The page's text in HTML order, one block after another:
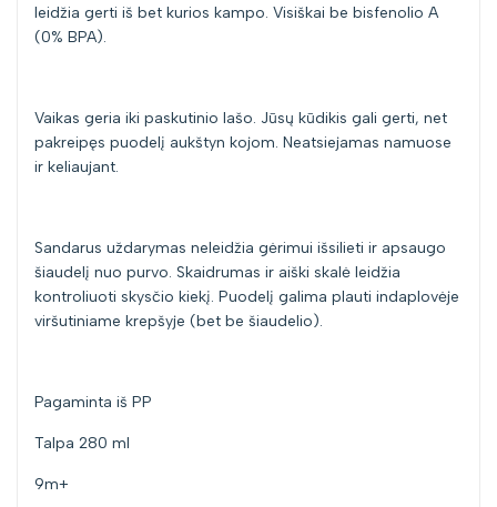
{{
}}" }}"
leidžia gerti iš bet kurios kampo. Visiškai be bisfenolio A
(0% BPA).
Vaikas geria iki paskutinio lašo. Jūsų kūdikis gali gerti, net
pakreipęs puodelį aukštyn kojom. Neatsiejamas namuose
ir keliaujant.
Sandarus uždarymas neleidžia gėrimui išsilieti ir apsaugo
šiaudelį nuo purvo. Skaidrumas ir aiški skalė leidžia
kontroliuoti skysčio kiekį. Puodelį galima plauti indaplovėje
viršutiniame krepšyje (bet be šiaudelio).
Pagaminta iš PP
Talpa 280 ml
9m+